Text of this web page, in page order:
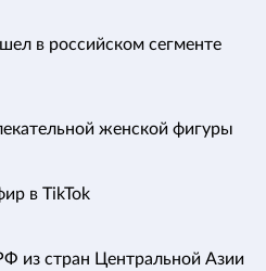
в российском сегменте
женской фигуры
в TikTok
из стран Центральной Азии